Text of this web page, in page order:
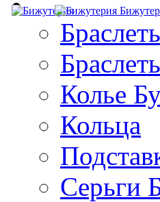
Колье
Кольца
Серьги